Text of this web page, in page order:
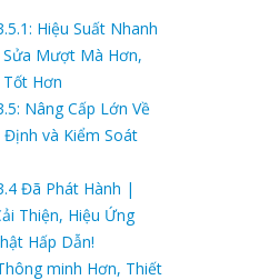
Hiệu Suất Nhanh
Sửa Mượt Mà Hơn,
Hơn
Nâng Cấp Lớn Về
và Kiểm Soát
Đã Phát Hành |
Thiện, Hiệu Ứng
Hấp Dẫn!
minh Hơn, Thiết